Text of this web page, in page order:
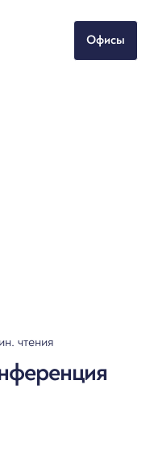
Офисы
чтения